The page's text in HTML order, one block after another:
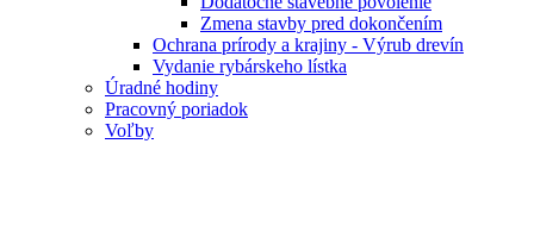
Zmena stavby pred dokončením
Ochrana prírody a krajiny - Výrub drevín
Vydanie rybárskeho lístka
Úradné hodiny
Pracovný poriadok
Voľby